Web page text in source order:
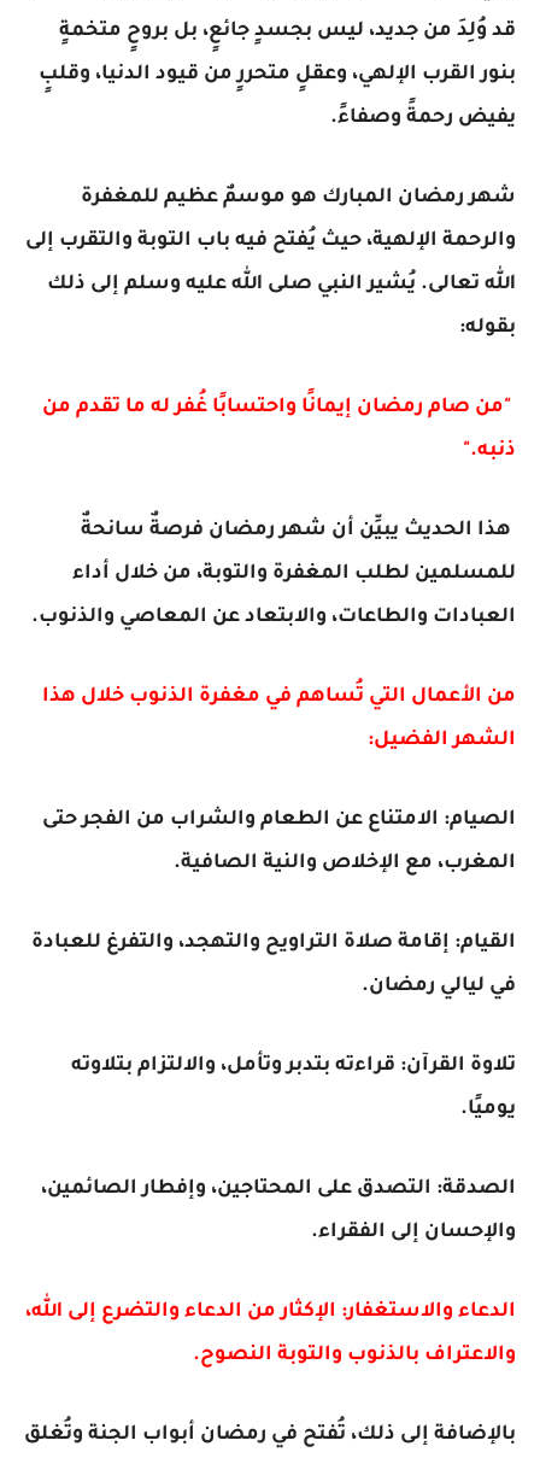
قد وُلِدَ من جديد، ليس بجسدٍ جائعٍ، بل بروحٍ متخمةٍ
بنور القرب الإلهي، وعقلٍ متحررٍ من قيود الدنيا، وقلبٍ
يفيض رحمةً وصفاءً.
شهر رمضان المبارك هو موسمٌ عظيم للمغفرة
والرحمة الإلهية، حيث يُفتح فيه باب التوبة والتقرب إلى
الله تعالى. يُشير النبي صلى الله عليه وسلم إلى ذلك
بقوله:
"من صام رمضان إيمانًا واحتسابًا غُفر له ما تقدم من
ذنبه."
هذا الحديث يبيِّن أن شهر رمضان فرصةٌ سانحةٌ
للمسلمين لطلب المغفرة والتوبة، من خلال أداء
العبادات والطاعات، والابتعاد عن المعاصي والذنوب.
من الأعمال التي تُساهم في مغفرة الذنوب خلال هذا
الشهر الفضيل:
الصيام: الامتناع عن الطعام والشراب من الفجر حتى
المغرب، مع الإخلاص والنية الصافية.
القيام: إقامة صلاة التراويح والتهجد، والتفرغ للعبادة
في ليالي رمضان.
تلاوة القرآن: قراءته بتدبر وتأمل، والالتزام بتلاوته
يوميًا.
الصدقة: التصدق على المحتاجين، وإفطار الصائمين،
والإحسان إلى الفقراء.
الدعاء والاستغفار: الإكثار من الدعاء والتضرع إلى الله،
والاعتراف بالذنوب والتوبة النصوح.
بالإضافة إلى ذلك، تُفتح في رمضان أبواب الجنة وتُغلق